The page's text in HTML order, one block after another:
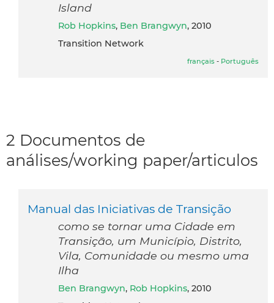
Island
Rob Hopkins, Ben Brangwyn, 2010
Transition Network
français - Português
2 Documentos de
análises/working paper/articulos
Manual das Iniciativas de Transição
como se tornar uma Cidade em
Transição, um Município, Distrito,
Vila, Comunidade ou mesmo uma
Ilha
Ben Brangwyn, Rob Hopkins, 2010